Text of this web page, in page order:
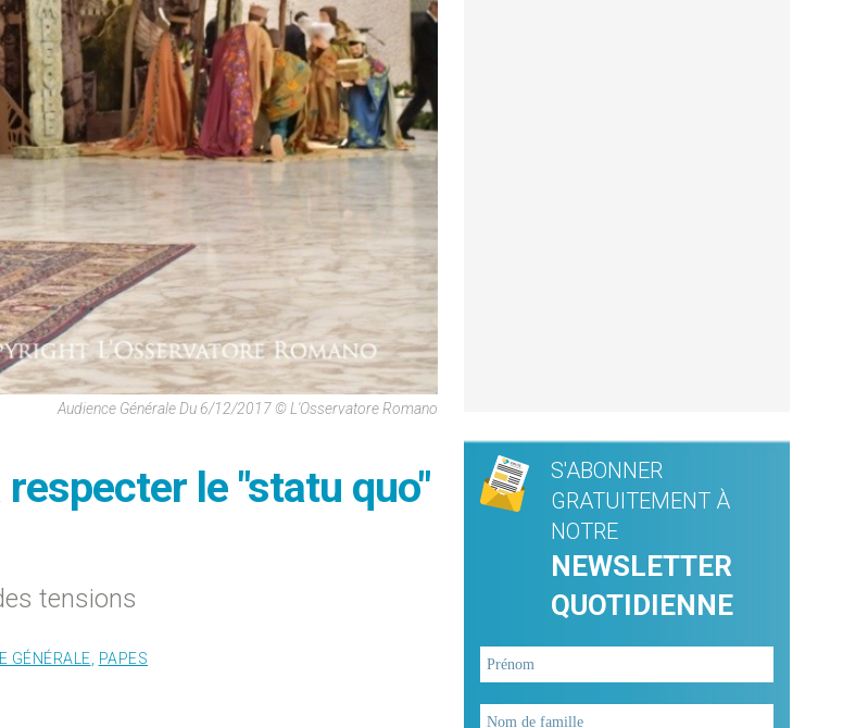
Audience Générale Du 6/12/2017 © L'Osservatore Romano
le "statu quo"
tensions
GÉNÉRALE, PAPES
S'ABONNER
GRATUITEMENT À
NOTRE
NEWSLETTER
QUOTIDIENNE